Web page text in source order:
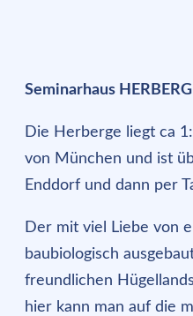
Seminarhaus
Die Herberge liegt ca
von München und ist
Enddorf und dann per
Der mit viel Liebe von
baubiologisch
freundlichen
hier kann man auf die